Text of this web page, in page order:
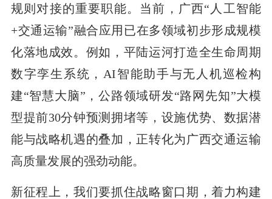
规则对接的重要职能。当前，广西“人工智能
+交通运输”融合应用已在多领域初步形成规模
化落地成效。例如，平陆运河打造全生命周期
数字孪生系统，AI智能助手与无人机巡检构
建“智慧大脑”，公路领域研发“路网先知”大模
型提前30分钟预测拥堵等，设施优势、数据潜
能与战略机遇的叠加，正转化为广西交通运输
高质量发展的强劲动能。
新征程上，我们要抓住战略窗口期，着力构建